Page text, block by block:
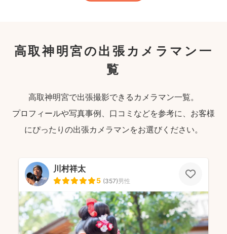
高取神明宮の出張カメラマン一
覧
高取神明宮で出張撮影できるカメラマン一覧。
プロフィールや写真事例、口コミなどを参考に、お客様
にぴったりの出張カメラマンをお選びください。
川村祥太
5 (357)男性